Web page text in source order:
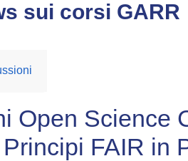
sui corsi GARR
Open Science
FAIR in